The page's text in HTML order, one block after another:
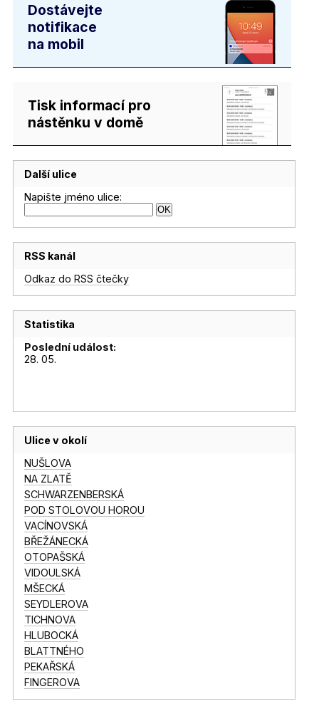
Dostávejte
notifikace
na mobil
Tisk informací pro
nástěnku v domě
Další ulice
Napište jméno ulice:
RSS kanál
Odkaz do RSS čtečky
Statistika
Poslední událost:
28. 05.
Ulice v okolí
NUŠLOVA
NA ZLATĚ
SCHWARZENBERSKÁ
POD STOLOVOU HOROU
VACÍNOVSKÁ
BŘEŽÁNECKÁ
OTOPAŠSKÁ
VIDOULSKÁ
MŠECKÁ
SEYDLEROVA
TICHNOVA
HLUBOCKÁ
BLATTNÉHO
PEKAŘSKÁ
FINGEROVA